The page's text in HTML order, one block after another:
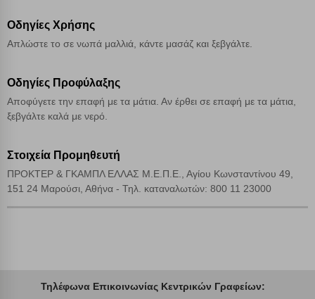
Οδηγίες Χρήσης
Απλώστε το σε νωπά μαλλιά, κάντε μασάζ και ξεβγάλτε.
Οδηγίες Προφύλαξης
Αποφύγετε την επαφή με τα μάτια. Αν έρθει σε επαφή με τα μάτια,
ξεβγάλτε καλά με νερό.
Στοιχεία Προμηθευτή
ΠΡΟΚΤΕΡ & ΓΚΑΜΠΛ ΕΛΛΑΣ Μ.Ε.Π.Ε., Αγίου Κωνσταντίνου 49,
151 24 Μαρούσι, Αθήνα - Τηλ. καταναλωτών: 800 11 23000
Τηλέφωνα Επικοινωνίας Κεντρικών Γραφείων: